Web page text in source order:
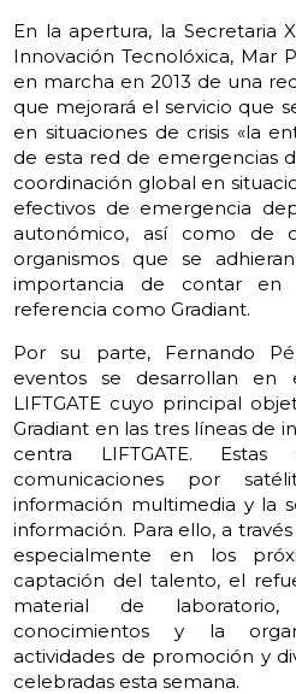
En la apertura, la Secretaria
Innovación Tecnolóxica, Mar
en marcha en 2013 de una
que mejorará el servicio que
en situaciones de crisis «la
de esta red de emergencias
coordinación global en
efectivos de emergencia
autonómico, así como de
organismos que se
importancia de contar en
referencia como Gradiant.
Por su parte, Fernando
eventos se desarrollan
LIFTGATE cuyo principal
Gradiant en las tres líneas de
centra LIFTGATE.
comunicaciones por
información multimedia y la
información. Para ello, a
especialmente en los
captación del talento, el
material de
conocimientos y la
actividades de promoción y
celebradas esta semana.